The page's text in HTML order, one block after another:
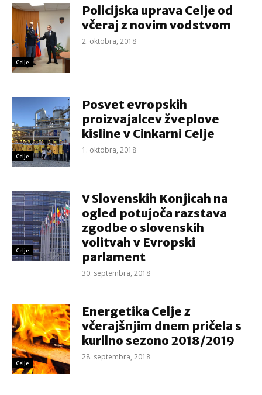
Celje
Policijska uprava Celje od
včeraj z novim vodstvom
2. oktobra, 2018
Celje
Posvet evropskih
proizvajalcev žveplove
kisline v Cinkarni Celje
1. oktobra, 2018
Celje
V Slovenskih Konjicah na
ogled potujoča razstava
zgodbe o slovenskih
volitvah v Evropski
parlament
30. septembra, 2018
Celje
Energetika Celje z
včerajšnjim dnem pričela s
kurilno sezono 2018/2019
28. septembra, 2018